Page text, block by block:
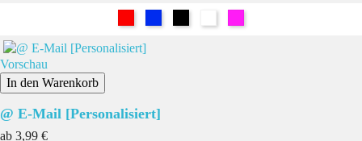
Vorschau
In den Warenkorb
@ E-Mail [Personalisiert]
ab Preis
3,99 €